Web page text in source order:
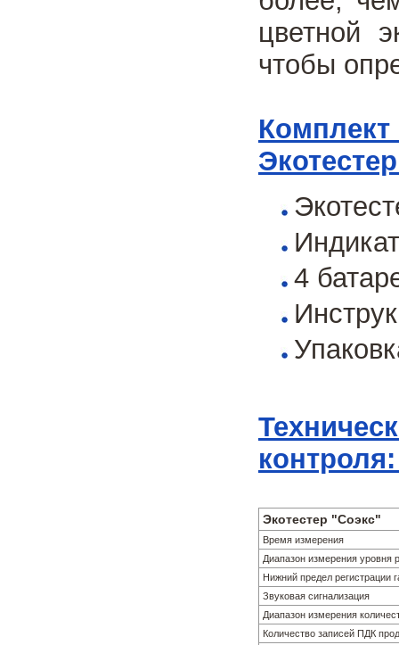
цветной
чтобы
Комплект
4
Экотестер "Соэкс"
Время измерения
Диапазон измерения уровня
Нижний предел регистрации
Звуковая сигнализация
Диапазон измерения
Количество записей ПДК